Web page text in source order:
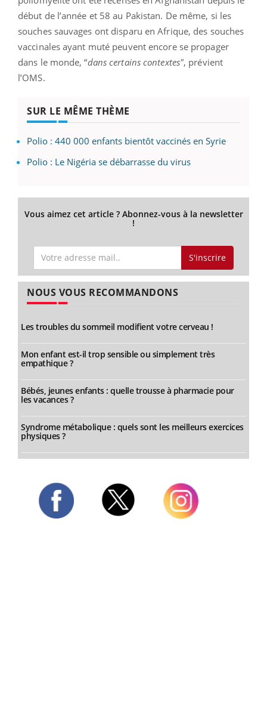
début de l’année et 58 au Pakistan. De même, si les
souches sauvages ont disparu en Afrique, des souches
vaccinales ayant muté peuvent encore se propager
dans le monde, “dans certains contextes", prévient
l’OMS.
SUR LE MÊME THÈME
Polio : 440 000 enfants bientôt vaccinés en Syrie
Polio : Le Nigéria se débarrasse du virus
Vous aimez cet article ? Abonnez-vous à la newsletter
!
S'inscrire
NOUS VOUS RECOMMANDONS
Les troubles du sommeil modifient votre cerveau !
Mon enfant est-il trop sensible ou simplement très
empathique ?
Bébés, jeunes enfants : quelle trousse à pharmacie pour
les vacances ?
Syndrome métabolique : quels sont les meilleurs exercices
physiques ?